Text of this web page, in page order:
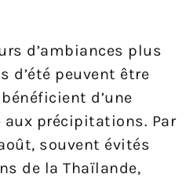
d’ambiances plus
d’été peuvent être
d’une
précipitations. Par
souvent évités
de la Thaïlande,